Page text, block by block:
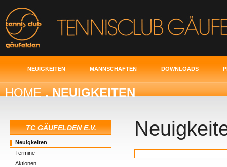
NEUIGKEITEN MANNSCHAFTEN DOWNLOADS
HOME. NEUIGKEITEN
TC GÄUFELDEN E.V.
Neuigkeiten
Termine
Aktionen